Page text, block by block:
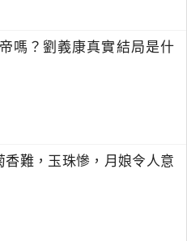
嗎？劉義康真實結局是什
香難，玉珠慘，月娘令人意